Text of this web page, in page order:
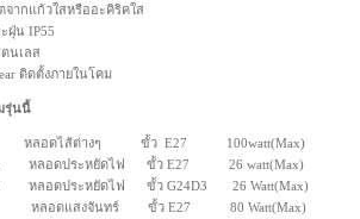
ากแก้วใสหรืออะคิริคใส
น IP55
นเลส
ติดตั้งภายในโคม
รุ่นนี้
หลอดไส้ต่างๆ ขั้ว E27 100watt(Max)
หลอดประหยัดไฟ ขั้ว E27 26 watt(Max)
หลอดประหยัดไฟ ขั้ว G24D3 26 Watt(Max)
หลอดแสงจันทร์ ขั้ว E27 80 Watt(Max)